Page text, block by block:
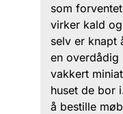
som
virker kald
selv er knapt
en overdådig
vakkert
huset de bor
å bestille